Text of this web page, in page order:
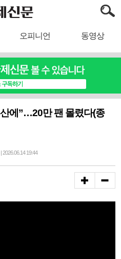
오피니언 동영상
에”…20만 팬 몰렸다(종
19:44